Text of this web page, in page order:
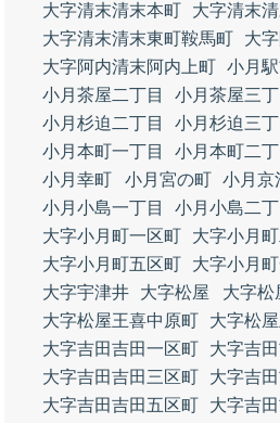
大字清末清末本町
大字清末
大字清末清末東町鞍馬町
大
大字阿内清末阿内上町 小月
小月茶屋二丁目
小月茶屋三丁
小月杉迫二丁目
小月杉迫三丁
小月本町一丁目
小月本町二丁
小月幸町
小月宮の町 小月京
小月小島一丁目
小月小島二丁
大字小月町一区町
大字小月
大字小月町五区町
大字小月
大字宇津井
大字松屋
大字松
大字松屋王喜中原町
大字松
大字吉田吉田一区町
大字吉
大字吉田吉田三区町
大字吉
大字吉田吉田五区町
大字吉